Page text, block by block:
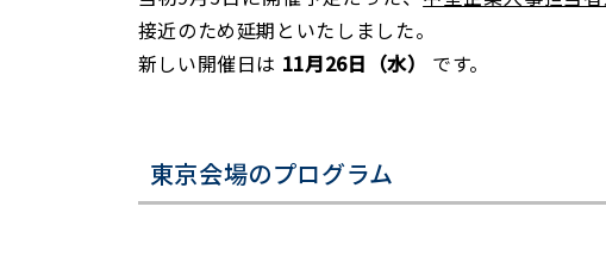
接近のため延期といたしました。
新しい開催日は 11月26日（水） です。
東京会場のプログラム